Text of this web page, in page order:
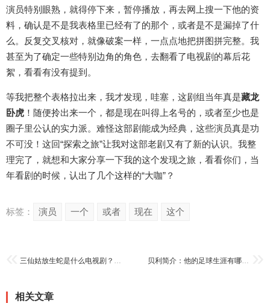
演员特别眼熟，就得停下来，暂停播放，再去网上搜一下他的资
料，确认是不是我表格里已经有了的那个，或者是不是漏掉了什
么。反复交叉核对，就像破案一样，一点点地把拼图拼完整。我
甚至为了确定一些特别边角的角色，去翻看了电视剧的幕后花
絮，看看有没有提到。
等我把整个表格拉出来，我才发现，哇塞，这剧组当年真是藏龙
卧虎 ！随便拎出来一个，都是现在叫得上名号的，或者至少也是
圈子里公认的实力派。难怪这部剧能成为经典，这些演员真是功
不可没！这回“探索之旅”让我对这部老剧又有了新的认识。我整
理完了，就想和大家分享一下我的这个发现之旅，看看你们，当
年看剧的时候，认出了几个这样的“大咖”？
标签： 演员 一个 或者 现在 这个
三仙姑放生蛇是什么电视剧？这部剧你可能看过！ 贝利简介：他的足球生涯有哪些辉煌时刻？
相关文章